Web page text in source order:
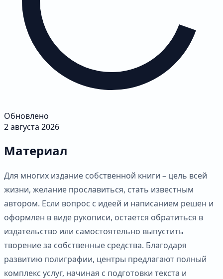
Обновлено
2 августа 2026
Материал
Для многих издание собственной книги – цель всей
жизни, желание прославиться, стать известным
автором. Если вопрос с идеей и написанием решен и
оформлен в виде рукописи, остается обратиться в
издательство или самостоятельно выпустить
творение за собственные средства. Благодаря
развитию полиграфии, центры предлагают полный
комплекс услуг, начиная с подготовки текста и